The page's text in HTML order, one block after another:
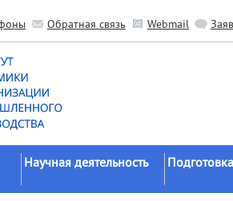
Обратная связь Webmail
Научная деятельность